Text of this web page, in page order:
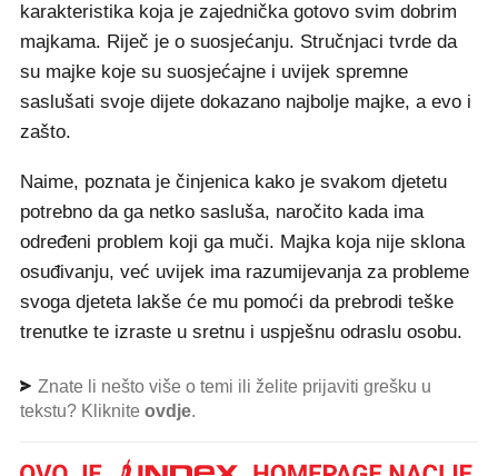
karakteristika koja je zajednička gotovo svim dobrim
majkama. Riječ je o suosjećanju. Stručnjaci tvrde da
su majke koje su suosjećajne i uvijek spremne
saslušati svoje dijete dokazano najbolje majke, a evo i
zašto.
Naime, poznata je činjenica kako je svakom djetetu
potrebno da ga netko sasluša, naročito kada ima
određeni problem koji ga muči. Majka koja nije sklona
osuđivanju, već uvijek ima razumijevanja za probleme
svoga djeteta lakše će mu pomoći da prebrodi teške
trenutke te izraste u sretnu i uspješnu odraslu osobu.
Znate li nešto više o temi ili želite prijaviti grešku u
tekstu? Kliknite ovdje.